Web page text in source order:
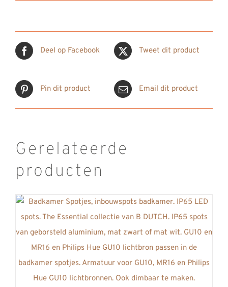
Deel op Facebook Tweet dit product
Pin dit product Email dit product
Gerelateerde
producten